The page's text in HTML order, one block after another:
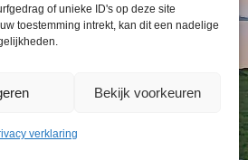
of unieke ID's op deze site
toestemming intrekt, kan dit een nadelige
Bekijk voorkeuren
verklaring
(EU)